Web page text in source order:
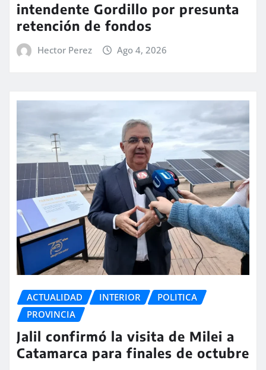
intendente Gordillo por presunta
retención de fondos
Hector Perez Ago 4, 2026
ACTUALIDAD INTERIOR
POLITICA
PROVINCIA
Jalil confirmó la visita de Milei a
Catamarca para finales de octubre